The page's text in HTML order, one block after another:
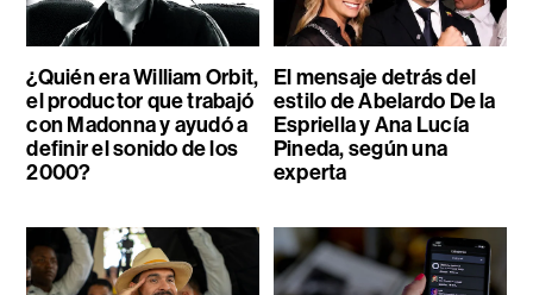
¿Quién era William Orbit,
el productor que trabajó
con Madonna y ayudó a
definir el sonido de los
2000?
El mensaje detrás del
estilo de Abelardo De la
Espriella y Ana Lucía
Pineda, según una
experta